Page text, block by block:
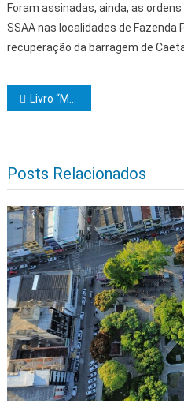
Foram assinadas, ainda, as
SSAA nas localidades de Fazenda
recuperação da barragem de
Navegação de
Livro “Mensagens que Libertam” será lançado nesta terça-feira, 12 de novembro, na Cidade da Luz
Posts Relacionados